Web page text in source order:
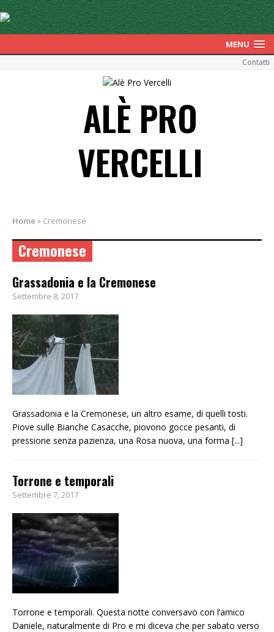
MENU
Contatti
ALÈ PRO
VERCELLI
Home » Cremonese
Cremonese
Grassadonia e la Cremonese
Settembre 8, 2017
Grassadonia e la Cremonese, un altro esame, di quelli tosti.
Piove sulle Bianche Casacche, piovono gocce pesanti, di
pressione senza pazienza, una Rosa nuova, una forma [...]
Torrone e temporali
Settembre 7, 2017
Torrone e temporali. Questa notte conversavo con l’amico
Daniele, naturalmente di Pro e mi diceva che per sabato verso